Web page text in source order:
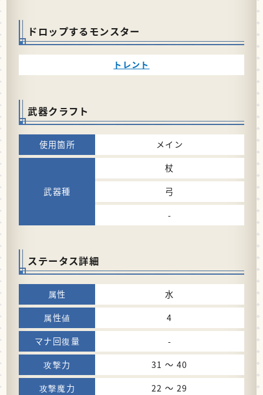
ドロップするモンスター
トレント
武器クラフト
メイン
杖
弓
-
ステータス詳細
水
4
-
31 〜 40
22 〜 29